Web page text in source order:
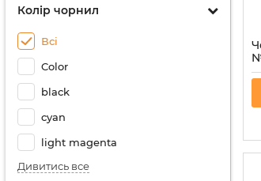
Колір чорнил
Всі
Color
black
cyan
light magenta
Дивитись все